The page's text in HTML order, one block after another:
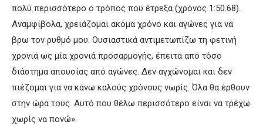
πολύ περισσότερο ο τρόπος που έτρεξα (χρόνος 1:50.68).
Αναμφίβολα, χρειάζομαι ακόμα χρόνο και αγώνες για να
βρω τον ρυθμό μου. Ουσιαστικά αντιμετωπίζω τη φετινή
χρονιά ως μία χρονιά προσαρμογής, έπειτα από τόσο
διάστημα απουσίας από αγώνες. Δεν αγχώνομαι και δεν
πιέζομαι για να κάνω καλούς χρόνους νωρίς. Όλα θα έρθουν
στην ώρα τους. Αυτό που θέλω περισσότερο είναι να τρέχω
χωρίς να πονώ».